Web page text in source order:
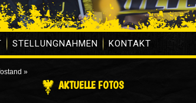
STELLUNGNAHMEN KONTAKT
»
AKTUELLE FOTOS